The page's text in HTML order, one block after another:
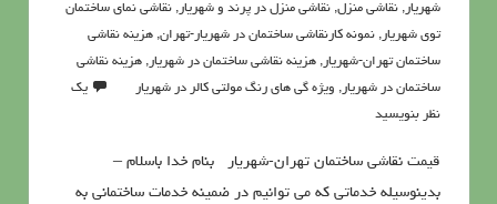
شهریار, نقاشی منزل, نقاشی منزل در پرند و شهریار, نقاشی نمای ساختمان
توی شهریار, نمونه كارنقاشي ساختمان در شهریار-تهران, هزينه نقاشي
ساختمان تهران-شهریار, هزينه نقاشي ساختمان در شهریار, هزینه نقاشی
ساختمان در شهریار, ویژه گی های رنگ مولتی کالر در شهریار
یک
نظر بنویسید
قیمت نقاشی ساختمان تهران-شهریار بنام خدا باسلام –
بدینوسیله خدماتی که می توانیم در ضمینه خدمات ساختمانی به